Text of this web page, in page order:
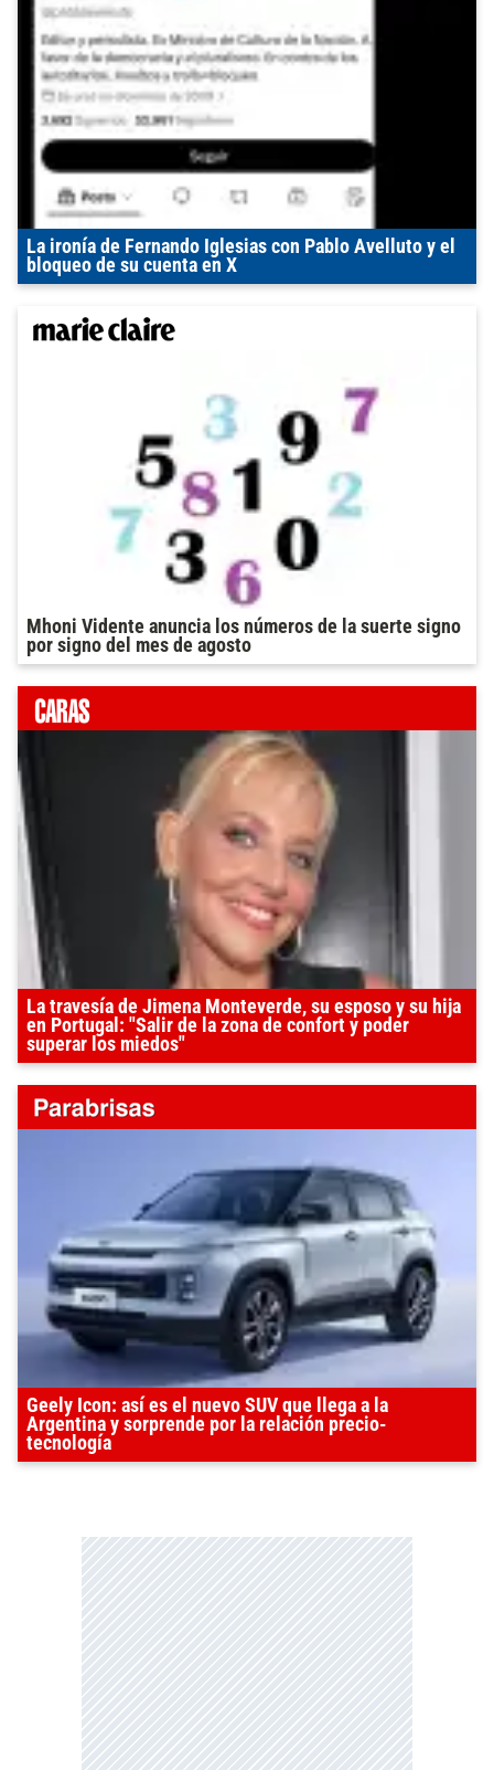
La ironía de Fernando Iglesias con Pablo Avelluto y el
bloqueo de su cuenta en X
Mhoni Vidente anuncia los números de la suerte signo
por signo del mes de agosto
La travesía de Jimena Monteverde, su esposo y su hija
en Portugal: "Salir de la zona de confort y poder
superar los miedos"
Geely Icon: así es el nuevo SUV que llega a la
Argentina y sorprende por la relación precio-
tecnología